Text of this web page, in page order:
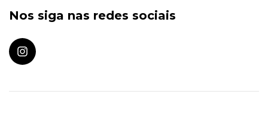
Nos siga nas redes sociais